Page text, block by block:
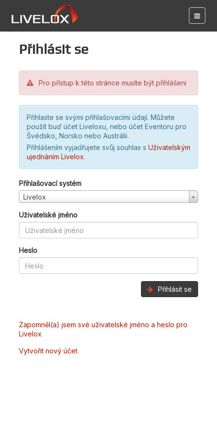
Přihlásit se
Pro přístup k této stránce musíte být přihlášeni
Přihlaste se svými přihlašovacími údají. Můžete
použít buď účet Liveloxu, nebo účet Eventoru pro
Švédsko, Norsko nebo Austrálii.
Přihlášením vyjadřujete svůj souhlas s Uživatelským
ujednáním Livelox.
Přihlašovací systém
Livelox
Uživatelské jméno
Heslo
Přihlásit se
Zapomněl(a) jsem své uživatelské jméno a heslo pro
Livelox
Vytvořit nový účet